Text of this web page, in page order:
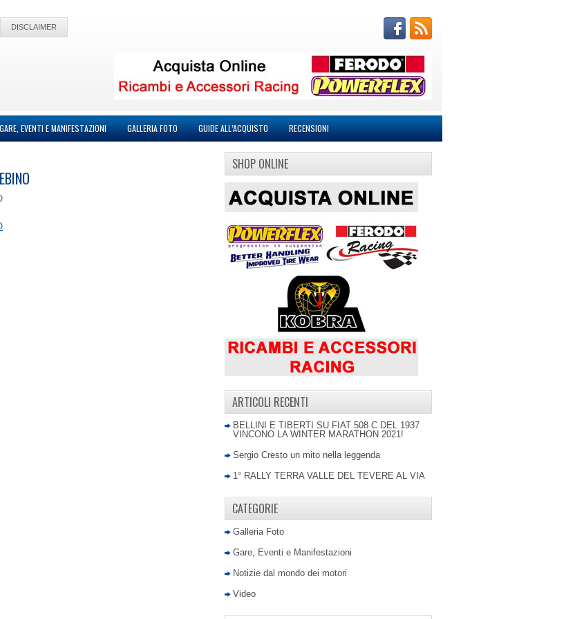
DISCLAIMER
GARE, EVENTI E MANIFESTAZIONI GALLERIA FOTO GUIDE ALL’ACQUISTO RECENSIONI
SHOP ONLINE
ARTICOLI RECENTI
BELLINI E TIBERTI SU FIAT 508 C DEL 1937
VINCONO LA WINTER MARATHON 2021!
Sergio Cresto un mito nella leggenda
1° RALLY TERRA VALLE DEL TEVERE AL VIA
CATEGORIE
Galleria Foto
Gare, Eventi e Manifestazioni
Notizie dal mondo dei motori
Video